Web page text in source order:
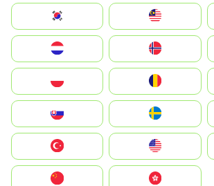
South Korea
United States
中國香港特別行政區